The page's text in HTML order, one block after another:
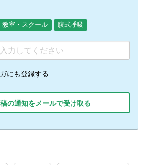
教室・スクール 腹式呼吸
にも登録する
の通知をメールで受け取る